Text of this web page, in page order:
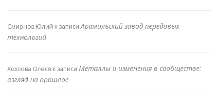
Смирнов Юлий к записиАрамильский завод передовых
технологий
Хохлова Олеся к записи Металлы и изменения в сообществе:
взгляд на прошлое